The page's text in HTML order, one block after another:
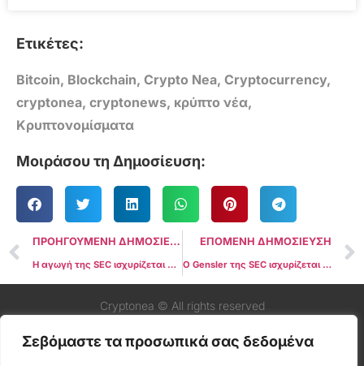
Σεβόμαστε τα προσωπικά σας δεδομένα
Ετικέτες:
Bitcoin, Blockchain, Crypto Nea, Cryptocurrency,
cryptonea, cryptonews, κρύπτο νέα,
Κρυπτονομίσματα
Μοιράσου τη Δημοσίευση:
ΠΡΟΗΓΟΥΜΕΝΗ ΔΗΜΟΣΙΕΥΣΗ
Η αγωγή της SEC ισχυρίζεται ότι η Binance.US και ο Changpeng Zhao έθεσαν τα κεφάλαια των πελατών «σε σημαντικό κίνδυνο»
ΕΠΟΜΕΝΗ ΔΗΜΟΣΙΕΥΣΗ
Ο Gensler της SEC ισχυρίζεται ότι υπάρχουν «παραλληλισμοί» μεταξύ της Binance και της FTX, ωστόσο δεν ασκήθηκε μήνυση
Cryptonea © All rights reserved